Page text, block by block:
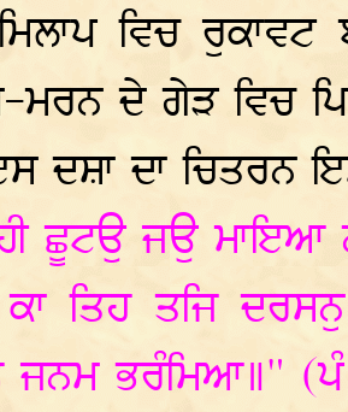
ਵਿਚ
ਮਰਨ ਦੇ ਗੇੜ ਵਿਚ
ਦਸ਼ਾ ਦਾ ਚਿਤਰਨ
ਛੂਟਉ ਜਉ ਮਾਇਆ
ਕਾ ਤਿਹ ਤਜਿ
ਭਰੰਮਿਆ॥" (ਪੰ: